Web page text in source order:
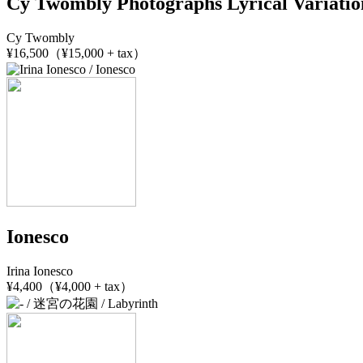
Cy Twombly
¥16,500（¥15,000 + tax）
Ionesco
Irina Ionesco
¥4,400（¥4,000 + tax）